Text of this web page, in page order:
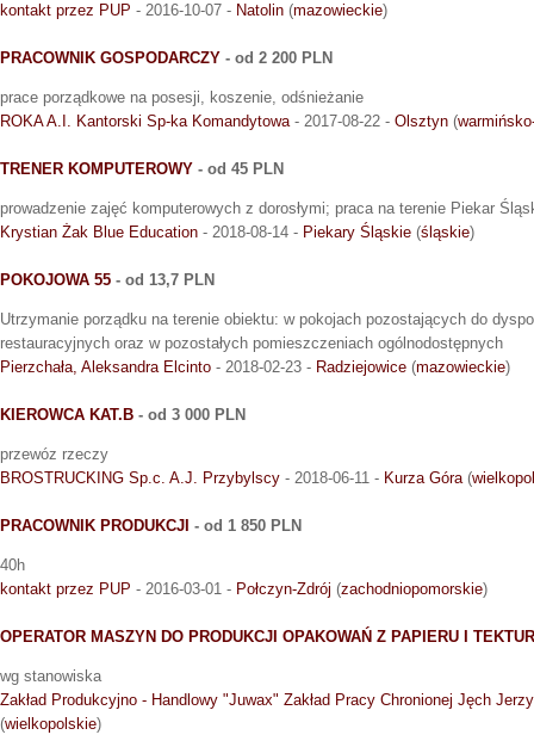
kontakt przez PUP - 2016-10-07 - Natolin (mazowieckie)
PRACOWNIK GOSPODARCZY - od 2 200 PLN
prace porządkowe na posesji, koszenie, odśnieżanie
ROKA A.I. Kantorski Sp-ka Komandytowa- 2017-08-22 - Olsztyn (
TRENER KOMPUTEROWY - od 45 PLN
prowadzenie zajęć komputerowych z dorosłymi; praca na terenie Piekar
Krystian Żak Blue Education - 2018-08-14 - Piekary Śląskie (śląskie)
POKOJOWA 55 - od 13,7 PLN
Utrzymanie porządku na terenie obiektu: w pokojach pozostających do
restauracyjnych oraz w pozostałych pomieszczeniach ogólnodostępnych
Pierzchała, Aleksandra Elcinto - 2018-02-23 - Radziejowice (mazowieckie)
KIEROWCA KAT.B - od 3 000 PLN
przewóz rzeczy
BROSTRUCKING Sp.c. A.J. Przybylscy - 2018-06-11 - Kurza Góra(
PRACOWNIK PRODUKCJI - od 1 850 PLN
40h
kontakt przez PUP - 2016-03-01 - Połczyn-Zdrój (zachodniopomorskie)
OPERATOR MASZYN DO PRODUKCJI OPAKOWAŃ Z PAPIERU I
wg stanowiska
Zakład Produkcyjno - Handlowy "Juwax" Zakład Pracy Chronionej Jęch
(wielkopolskie)